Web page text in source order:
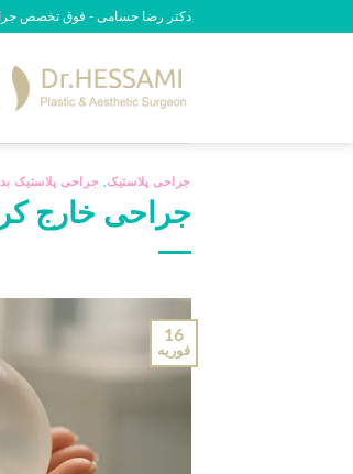
دکتر رضا حسامی - فوق تخصص جراحی
جراحی پلاستیک جراحی پلاستیک
جراحی خارج
16
فوریه